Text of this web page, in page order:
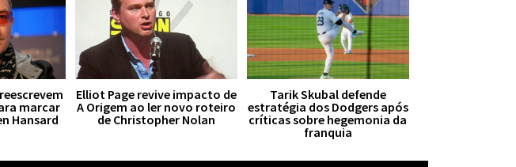
marcar
Hansard
Elliot Page revive impacto de
A Origem ao ler novo roteiro
de Christopher Nolan
Tarik Skubal defende
estratégia dos Dodgers após
críticas sobre hegemonia da
franquia